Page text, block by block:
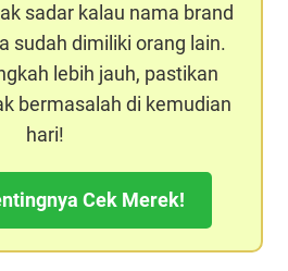
sadar kalau nama brand
sudah dimiliki orang lain.
lebih jauh, pastikan
bermasalah di kemudian
hari!
Cek Merek!